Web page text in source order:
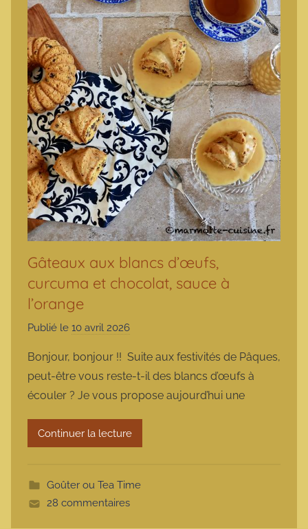
Gâteaux aux blancs d’œufs,
curcuma et chocolat, sauce à
l’orange
Publié le 10 avril 2026
r
m
a
r
m
t
Bonjour, bonjour !! Suite aux festivités de Pâques,
peut-être vous reste-t-il des blancs d’œufs à
écouler ? Je vous propose aujourd’hui une
Continuer la lecture
Goûter ou Tea Time
28 commentaires